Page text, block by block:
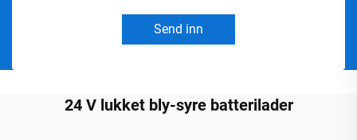
Send inn
24 V lukket bly-syre batterilader